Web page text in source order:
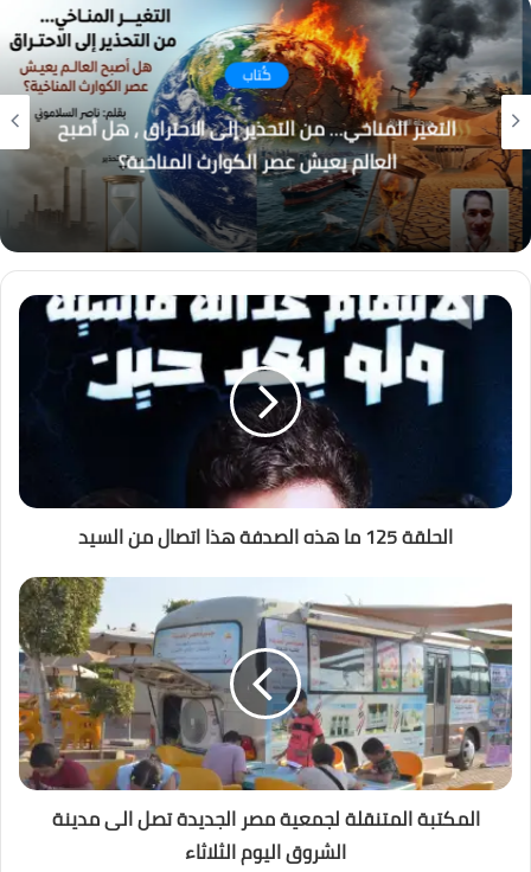
كُتاب
التغير المناخي… من التحذير إلى الاحتراق ، هل أصبح
العالم يعيش عصر الكوارث المناخية؟
الحلقة 125 ما هذه الصدفة هذا اتصال من السيد
المكتبة المتنقلة لجمعية مصر الجديدة تصل الى مدينة
الشروق اليوم الثلاثاء